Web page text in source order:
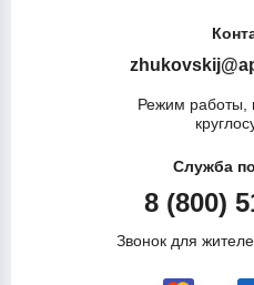
Режим работы,
Служба
8 (800)
Звонок для